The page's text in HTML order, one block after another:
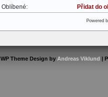
Oblíbené:
Přidat do
Powered
WP Theme Design by Andreas Viklund |